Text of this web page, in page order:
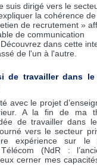
suis dirigé vers le
la cohérence
de recrutement »
de communication
. Découvrez dans cette
de l'un à l'autre.
de travailler dans le
avec le projet
A la fin de ma
de travailler dans
vers le secteur
expérience sur le
(NdR :
cerner mes